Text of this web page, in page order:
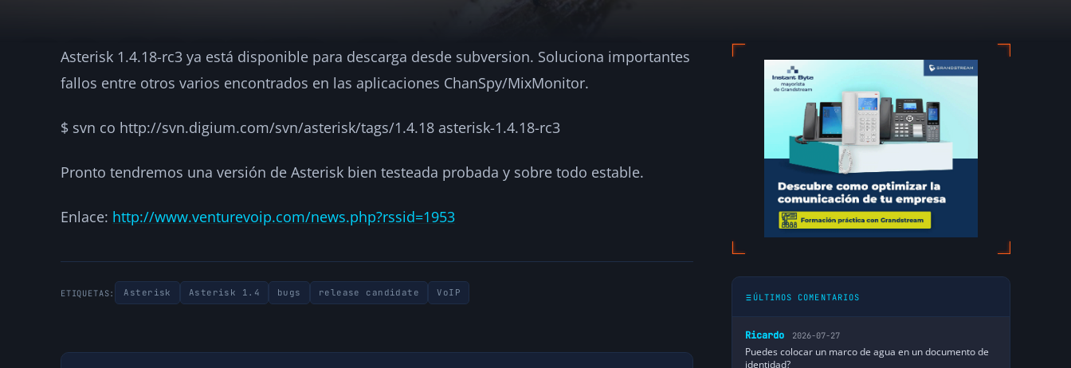
Asterisk 1.4.18-rc3 ya disponible
Asterisk 1.4.18-rc3 ya está disponible para descarga desde subversion. Soluciona importantes
fallos entre otros varios encontrados en las aplicaciones ChanSpy/MixMonitor.
$ svn co http://svn.digium.com/svn/asterisk/tags/1.4.18 asterisk-1.4.18-rc3
Pronto tendremos una versión de Asterisk bien testeada probada y sobre todo estable.
Enlace: http://www.venturevoip.com/news.php?rssid=1953
ETIQUETAS: Asterisk Asterisk 1.4 bugs release candidate VoIP ÚLTIMOS COMENTARIOS
Ricardo 2026-07-27
Puedes colocar un marco de agua en un documento de
identidad?